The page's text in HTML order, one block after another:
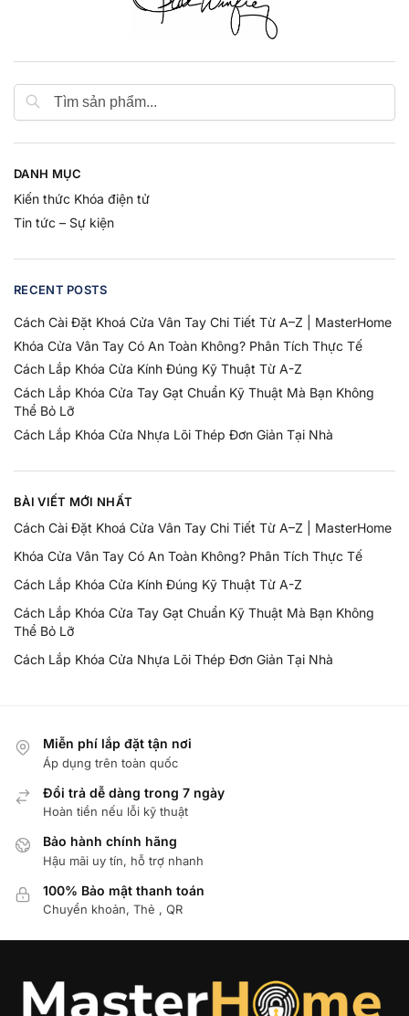
DANH MỤC
Kiến thức Khóa điện tử
Tin tức – Sự kiện
RECENT POSTS
Cách Cài Đặt Khoá Cửa Vân Tay Chi Tiết Từ A–Z | MasterHome
Khóa Cửa Vân Tay Có An Toàn Không? Phân Tích Thực Tế
Cách Lắp Khóa Cửa Kính Đúng Kỹ Thuật Từ A-Z
Cách Lắp Khóa Cửa Tay Gạt Chuẩn Kỹ Thuật Mà Bạn Không
Thể Bỏ Lỡ
Cách Lắp Khóa Cửa Nhựa Lõi Thép Đơn Giản Tại Nhà
BÀI VIẾT MỚI NHẤT
Cách Cài Đặt Khoá Cửa Vân Tay Chi Tiết Từ A–Z | MasterHome
Khóa Cửa Vân Tay Có An Toàn Không? Phân Tích Thực Tế
Cách Lắp Khóa Cửa Kính Đúng Kỹ Thuật Từ A-Z
Cách Lắp Khóa Cửa Tay Gạt Chuẩn Kỹ Thuật Mà Bạn Không
Thể Bỏ Lỡ
Cách Lắp Khóa Cửa Nhựa Lõi Thép Đơn Giản Tại Nhà
Miễn phí lắp đặt tận nơi
Áp dụng trên toàn quốc
Đổi trả dễ dàng trong 7 ngày
Hoàn tiền nếu lỗi kỹ thuật
Bảo hành chính hãng
Hậu mãi uy tín, hỗ trợ nhanh
100% Bảo mật thanh toán
Chuyển khoản, Thẻ , QR